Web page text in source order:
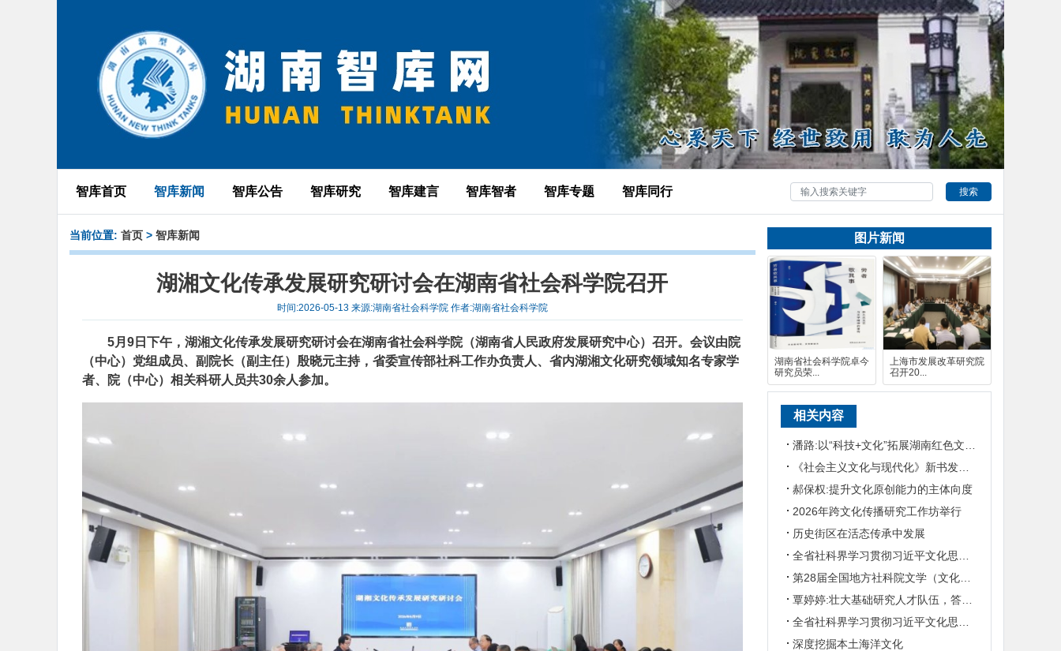
智库首页 智库新闻 智库公告 智库研究 智库建言 智库智者 智库专题 智库同行 搜索
当前位置: 首页 > 智库新闻
湖湘文化传承发展研究研讨会在湖南省社会科学院召开
时间:2026-05-13 来源:湖南省社会科学院 作者:湖南省社会科学院
5月9日下午，湖湘文化传承发展研究研讨会在湖南省社会科学院（湖南省人民政府发展研究中心）召开。会议由院
（中心）党组成员、副院长（副主任）殷晓元主持，省委宣传部社科工作办负责人、省内湖湘文化研究领域知名专家学
者、院（中心）相关科研人员共30余人参加。
图片新闻
湖南省社会科学院卓今
研究员荣...
上海市发展改革研究院
召开20...
相关内容
《社会主义文化与现代化》新书发布会在京举行
郝保权:提升文化原创能力的主体向度
2026年跨文化传播研究工作坊举行
历史街区在活态传承中发展
第28届全国地方社科院文学（文化）所所长联席会暨“数智时代地方文化IP建设”学术研讨
覃婷婷:壮大基础研究人才队伍，答好文化和科技融合时代命题
深度挖掘本土海洋文化